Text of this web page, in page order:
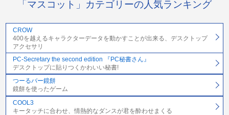
「マスコット」カテゴリーの人気ランキング
CROW
400を越えるキャラクターデータを動かすことが出来る、デスクトップ
アクセサリ
PC-Secretary the second edition 『PC秘書さん』
デスクトップに貼りつくかわいい秘書!
つーるバー鏡餅
鏡餅を使ったゲーム
COOL3
キータッチに合わせ、情熱的なダンスが君を酔わせまくる